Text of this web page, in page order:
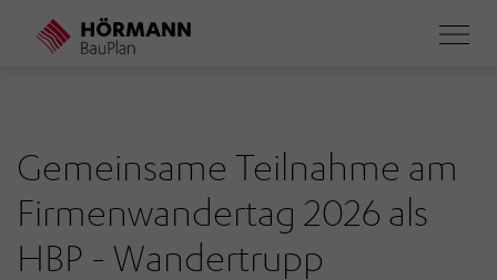
Direkt
Gemeinsame Teilnahme am
Firmenwandertag 2026 als
HBP - Wandertrupp